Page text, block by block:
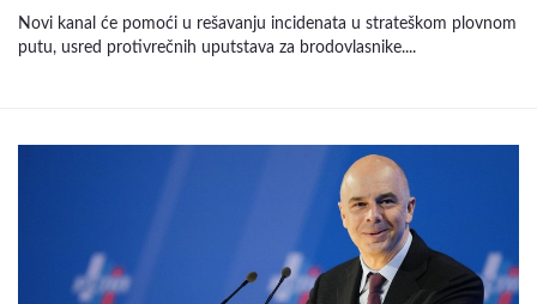
Novi kanal će pomoći u rešavanju incidenata u strateškom plovnom
putu, usred protivrečnih uputstava za brodovlasnike....